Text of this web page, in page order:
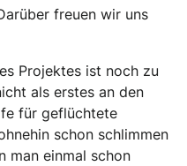
freuen wir uns
Projektes ist noch zu
als erstes an den
für geflüchtete
schon schlimmen
man einmal schon